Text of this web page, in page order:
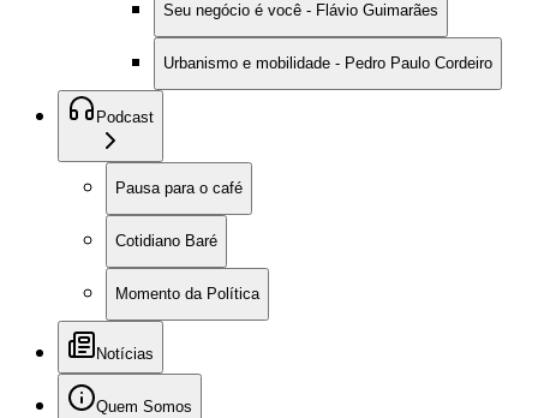
Seu negócio é você - Flávio Guimarães
Urbanismo e mobilidade - Pedro Paulo Cordeiro
Podcast
Pausa para o café
Cotidiano Baré
Momento da Política
Notícias
Quem Somos